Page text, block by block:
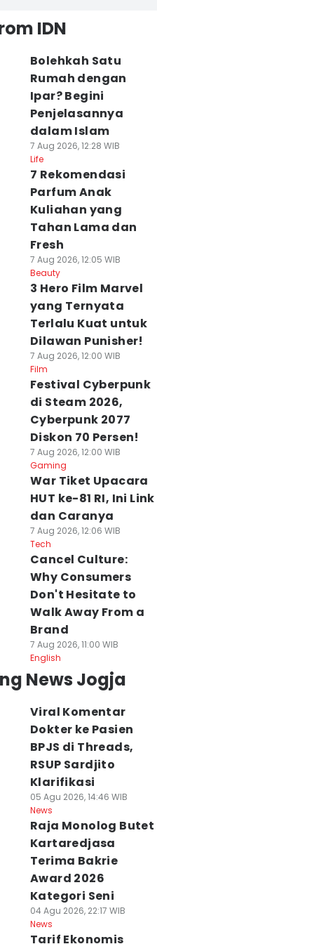
Unik
di JEC,
Matcha
Viral Komentar
Pasien BPJS di
IDN
Bolehkah Satu
Rumah dengan
Ipar? Begini
Penjelasannya
dalam Islam
7 Aug 2026, 12:28 WIB
Life
7 Rekomendasi
Parfum Anak
Kuliahan yang
Tahan Lama dan
Fresh
7 Aug 2026, 12:05 WIB
Beauty
3 Hero Film Marvel
yang Ternyata
Terlalu Kuat untuk
Dilawan Punisher!
7 Aug 2026, 12:00 WIB
Film
Festival Cyberpunk
di Steam 2026,
Cyberpunk 2077
Diskon 70 Persen!
7 Aug 2026, 12:00 WIB
Gaming
War Tiket Upacara
HUT ke-81 RI, Ini Link
dan Caranya
7 Aug 2026, 12:06 WIB
Tech
Cancel Culture:
Why Consumers
Don't Hesitate to
Walk Away From a
Brand
7 Aug 2026, 11:00 WIB
English
News Jogja
Viral Komentar
Dokter ke Pasien
BPJS di Threads,
RSUP Sardjito
Klarifikasi
05 Agu 2026, 14:46 WIB
News
Raja Monolog Butet
Kartaredjasa
Terima Bakrie
Award 2026
Kategori Seni
04 Agu 2026, 22:17 WIB
News
Tarif Ekonomis